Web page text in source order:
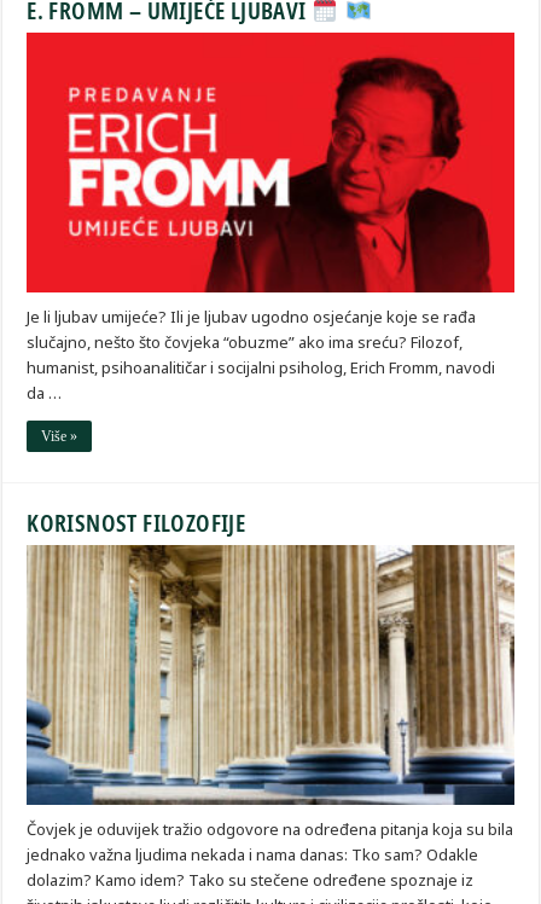
E. FROMM – UMIJEĆE LJUBAVI
Je li ljubav umijeće? Ili je ljubav ugodno osjećanje koje se rađa
slučajno, nešto što čovjeka “obuzme” ako ima sreću? Filozof,
humanist, psihoanalitičar i socijalni psiholog, Erich Fromm, navodi
da …
Više »
KORISNOST FILOZOFIJE
Čovjek je oduvijek tražio odgovore na određena pitanja koja su bila
jednako važna ljudima nekada i nama danas: Tko sam? Odakle
dolazim? Kamo idem? Tako su stečene određene spoznaje iz